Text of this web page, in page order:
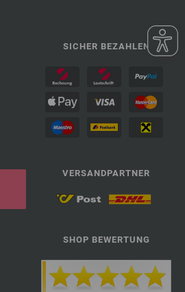
SICHER BEZAHLEN
VERSANDPARTNER
SHOP BEWERTUNG